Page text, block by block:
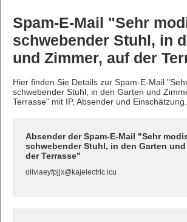
Spam-E-Mail "Sehr
schwebender Stuhl, in
und Zimmer, auf der
Hier finden Sie Details zur Spam-E-Mail
schwebender Stuhl, in den Garten und
Terrasse" mit IP, Absender und Einschätzung.
Absender der Spam-E-Mail "Sehr
schwebender Stuhl, in den Garten und
der Terrasse"
oliviaeyfpjjx@kajelectric.icu